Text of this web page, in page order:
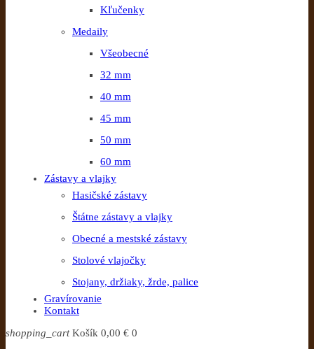
Kľučenky
Medaily
Všeobecné
32 mm
40 mm
45 mm
50 mm
60 mm
Zástavy a vlajky
Hasičské zástavy
Štátne zástavy a vlajky
Obecné a mestské zástavy
Stolové vlajočky
Stojany, držiaky, žrde, palice
Gravírovanie
Kontakt
shopping_cart Košík 0,00 € 0